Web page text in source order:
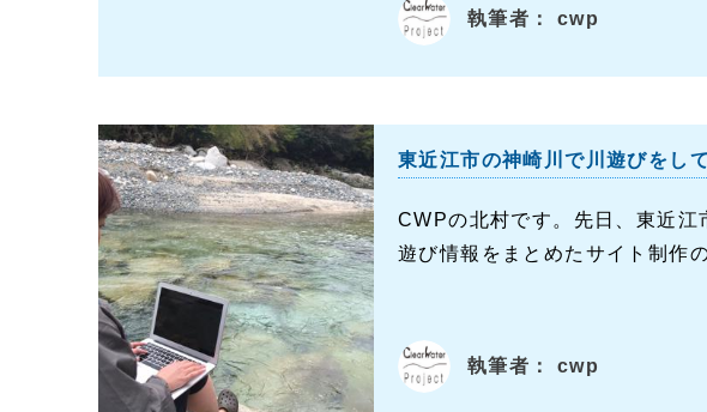
執筆者： cwp
東近江市の神崎川で川遊びをし
CWPの北村です。先日、東近江
遊び情報をまとめたサイト制作
執筆者： cwp